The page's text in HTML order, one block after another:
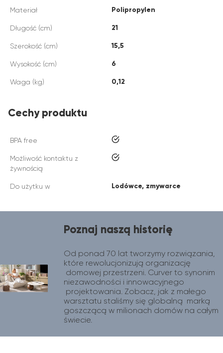
Materiał Polipropylen
Długość (cm) 21
Szerokość (cm) 15,5
Wysokość (cm) 6
Waga (kg) 0,12
Cechy produktu
BPA free tak
Możliwość kontaktu z
żywnością
tak
Do użytku w Lodówce, zmywarce
Poznaj naszą historię
Od ponad 70 lat tworzymy rozwiązania,
które rewolucjonizują organizację
domowej przestrzeni. Curver to synonim
niezawodności i innowacyjnego
projektowania. Zobacz, jak z małego
warsztatu staliśmy się globalną  marką
goszczącą w milionach domów na całym
świecie.